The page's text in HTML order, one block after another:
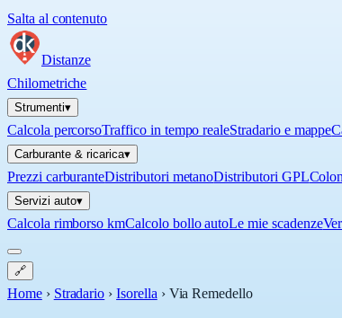
Salta al contenuto
Distanze
Chilometriche
Strumenti▾
Calcola percorsoTraffico in tempo realeStradario e mappe
Carburante & ricarica▾
Prezzi carburanteDistributori metanoDistributori GPL
Servizi auto▾
Calcola rimborso kmCalcolo bollo autoLe mie scadenze
🔗
Home › Stradario › Isorella › Via Remedello